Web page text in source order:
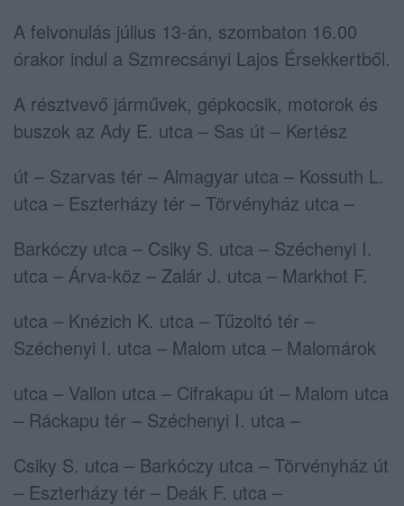
A felvonulás július 13-án, szombaton 16.00
órakor indul a Szmrecsányi Lajos Érsekkertből.
A résztvevő járművek, gépkocsik, motorok és
buszok az Ady E. utca – Sas út – Kertész
út – Szarvas tér – Almagyar utca – Kossuth L.
utca – Eszterházy tér – Törvényház utca –
Barkóczy utca – Csiky S. utca – Széchenyi I.
utca – Árva-köz – Zalár J. utca – Markhot F.
utca – Knézich K. utca – Tűzoltó tér –
Széchenyi I. utca – Malom utca – Malomárok
utca – Vallon utca – Cifrakapu út – Malom utca
– Ráckapu tér – Széchenyi I. utca –
Csiky S. utca – Barkóczy utca – Törvényház út
– Eszterházy tér – Deák F. utca –